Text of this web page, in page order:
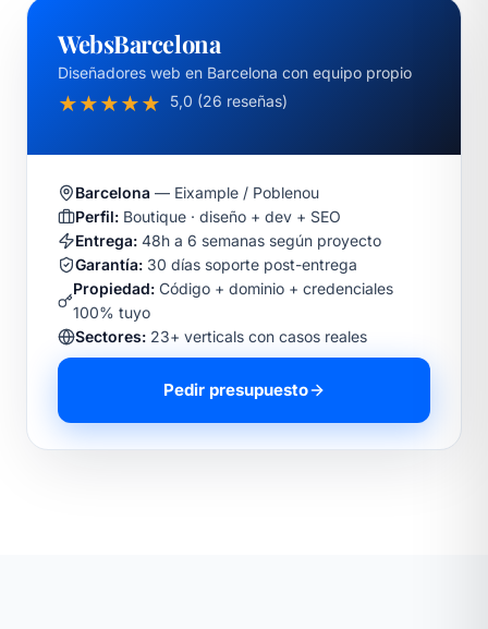
WebsBarcelona
Diseñadores web en Barcelona con equipo propio
★★★★★ 5,0 (26 reseñas)
Barcelona — Eixample / Poblenou
Perfil: Boutique · diseño + dev + SEO
Entrega: 48h a 6 semanas según proyecto
Garantía: 30 días soporte post-entrega
Propiedad: Código + dominio + credenciales
100% tuyo
Sectores: 23+ verticals con casos reales
Pedir presupuesto